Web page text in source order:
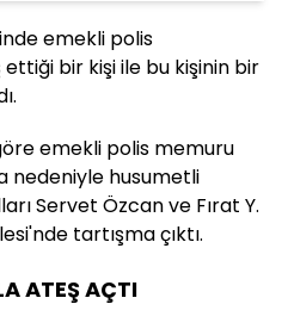
emekli polis
bir kişi ile bu kişinin bir
emekli polis memuru
nedeniyle husumetli
Servet Özcan ve Fırat Y.
tartışma çıktı.
ATEŞ AÇTI